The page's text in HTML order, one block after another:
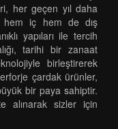
her geçen yıl daha
hem iç hem de dış
yapıları ile tercih
tarihi bir zanaat
birleştirerek
çardak ürünler,
bir paya sahiptir.
alınarak sizler için